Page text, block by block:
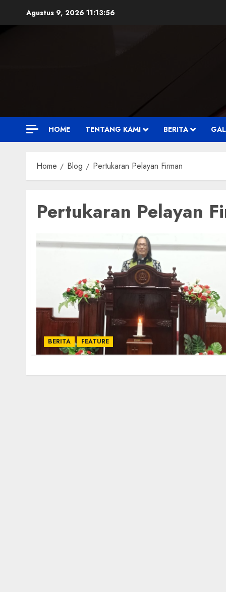
Agustus 9, 2026 11:13:57
HOME TENTANG KAMI BERITA
Home Blog Pertukaran Pelayan Firman
Pertukaran Pelayan
BERITA FEATURE